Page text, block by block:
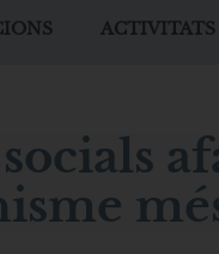
ACTIVITATS